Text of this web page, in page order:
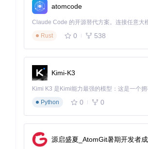
# 非交互式登录（适用于脚本）
注意：启用双因素认证的账户需要在
2. 应用搜索：快速定位目标应用
通过关键词搜索App Store中的应用：
# 基本搜索（返回前5个结果）
# 精确搜索并限制结果数量
ipatool search --limit 10 "社交软件"
搜索结果会显示应用ID、名称、开发商
atomcode
Rust
0 538
Kimi-K3
Python
0 0
源启盛夏_AtomGit暑期开发者